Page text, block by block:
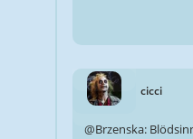
cicci
@Brzenska: